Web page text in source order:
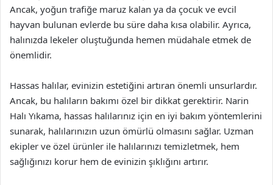
Ancak, yoğun trafiğe maruz kalan ya da çocuk ve evcil
hayvan bulunan evlerde bu süre daha kısa olabilir. Ayrıca,
halınızda lekeler oluştuğunda hemen müdahale etmek de
önemlidir.
Hassas halılar, evinizin estetiğini artıran önemli unsurlardır.
Ancak, bu halıların bakımı özel bir dikkat gerektirir. Narin
Halı Yıkama, hassas halılarınız için en iyi bakım yöntemlerini
sunarak, halılarınızın uzun ömürlü olmasını sağlar. Uzman
ekipler ve özel ürünler ile halılarınızı temizletmek, hem
sağlığınızı korur hem de evinizin şıklığını artırır.